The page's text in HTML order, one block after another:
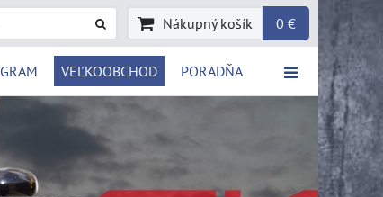
Nákupný košík 0 €
VEĽKOOBCHOD PORADŇA